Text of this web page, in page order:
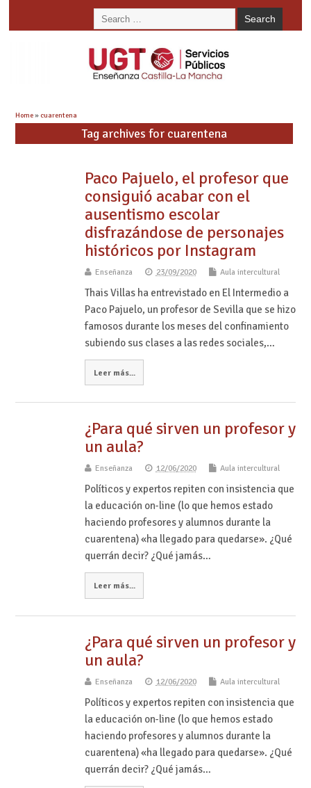
Home» cuarentena
Tag archives for cuarentena
Paco Pajuelo, el profesor que
consiguió acabar con el
ausentismo escolar
disfrazándose de personajes
históricos por Instagram
Enseñanza 23/09/2020 Aula intercultural
Thais Villas ha entrevistado en El Intermedio a
Paco Pajuelo, un profesor de Sevilla que se hizo
famosos durante los meses del confinamiento
subiendo sus clases a las redes sociales,…
Leer más...
¿Para qué sirven un profesor y
un aula?
Enseñanza 12/06/2020 Aula intercultural
Políticos y expertos repiten con insistencia que
la educación on-line (lo que hemos estado
haciendo profesores y alumnos durante la
cuarentena) «ha llegado para quedarse». ¿Qué
querrán decir? ¿Qué jamás…
Leer más...
¿Para qué sirven un profesor y
un aula?
Enseñanza 12/06/2020 Aula intercultural
Políticos y expertos repiten con insistencia que
la educación on-line (lo que hemos estado
haciendo profesores y alumnos durante la
cuarentena) «ha llegado para quedarse». ¿Qué
querrán decir? ¿Qué jamás…